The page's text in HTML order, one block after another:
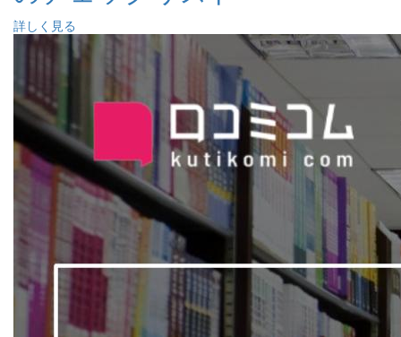
詳しく見る